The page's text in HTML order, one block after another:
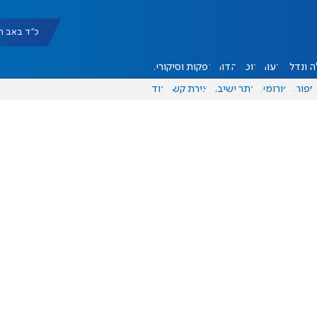
כ"ד באב תשפ"ו
ונדל"ן דעות אוכל יהדות הפקות וסיקורים
ספורט פורומים אתר ישיבה יצירת קשר עוד